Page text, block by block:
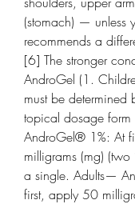
(stomach) — unless
recommends a
[6] The stronger
AndroGel (1.
must be determined
topical dosage
AndroGel® 1%: At
milligrams (mg)
a single. Adults—
first, apply 50